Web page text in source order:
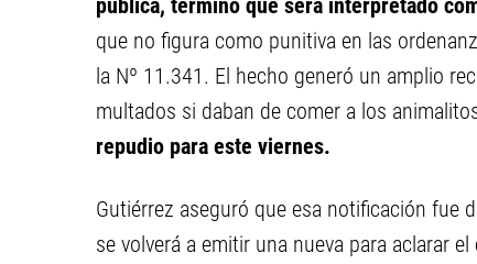
pública, término que será interpretado
que no figura como punitiva en las
la Nº 11.341. El hecho generó un amplio
multados si daban de comer a los
repudio para este viernes.
Gutiérrez aseguró que esa notificación fue
se volverá a emitir una nueva para aclarar